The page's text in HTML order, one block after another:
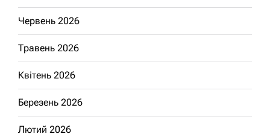
Червень 2026
Травень 2026
Квітень 2026
Березень 2026
Лютий 2026